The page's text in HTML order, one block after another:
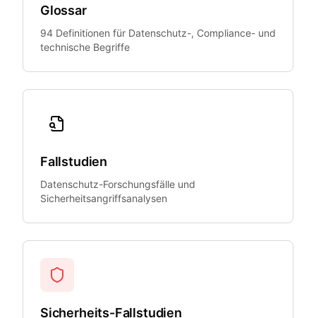
Glossar
94 Definitionen für Datenschutz-, Compliance- und
technische Begriffe
Fallstudien
Datenschutz-Forschungsfälle und
Sicherheitsangriffsanalysen
Sicherheits-Fallstudien